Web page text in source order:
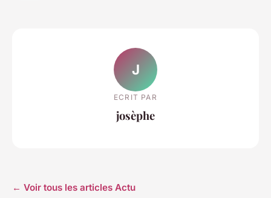
J
ECRIT PAR
josèphe
← Voir tous les articles Actu